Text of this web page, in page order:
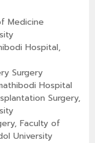
Medicine
Hospital,
Surgery
Hospital
Surgery,
Faculty of
University